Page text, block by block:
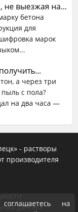
не выезжая на...
бетона
для
марок
а через три
с пола?
на два часа —
- растворы
производителя
данных
на